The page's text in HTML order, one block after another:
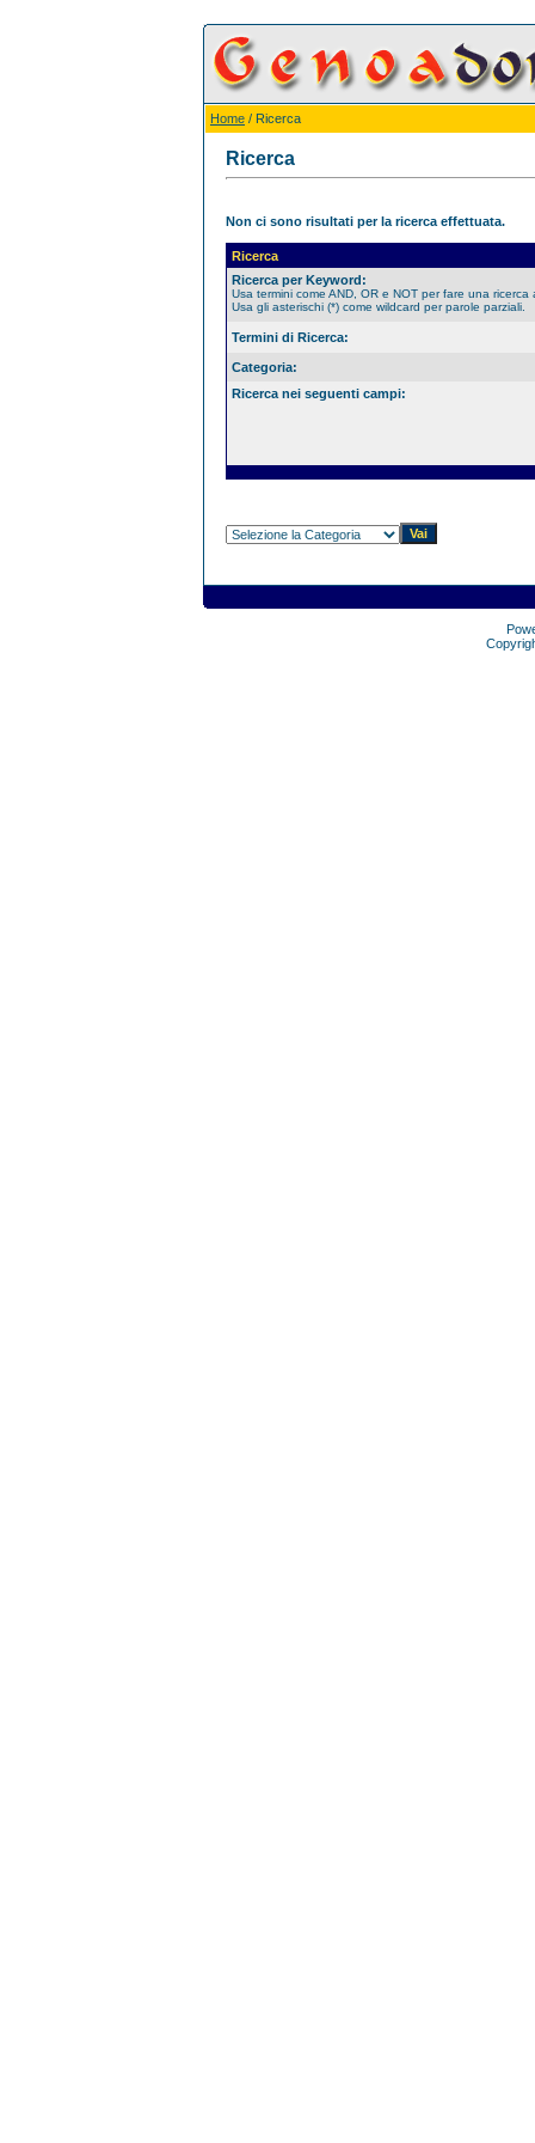
Home / Ricerca
Ricerca
Non ci sono risultati per la ricerca effettuata.
Ricerca
Ricerca per Keyword:
Usa termini come AND, OR e NOT per fare una ricerca
Usa gli asterischi (*) come wildcard per parole parziali.
Termini di Ricerca:
Categoria:
Ricerca nei seguenti campi: